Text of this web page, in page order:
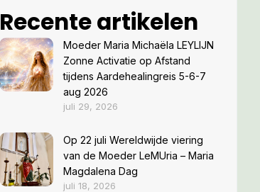
Recente artikelen
Moeder Maria Michaëla LEYLIJN
Zonne Activatie op Afstand
tijdens Aardehealingreis 5-6-7
aug 2026
juli 29, 2026
Op 22 juli Wereldwijde viering
van de Moeder LeMUria – Maria
Magdalena Dag
juli 18, 2026